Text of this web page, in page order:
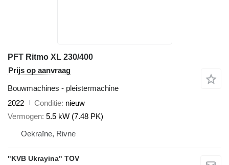
PFT Ritmo XL 230/400
Prijs op aanvraag
Bouwmachines - pleistermachine
2022
Conditie nieuw
Vermogen 5.5 kW (7.48 PK)
Oekraïne, Rivne
"KVB Ukrayina" TOV